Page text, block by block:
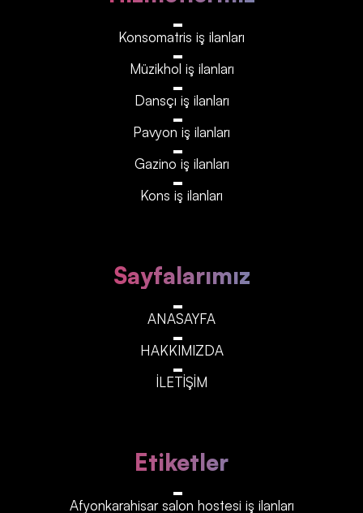
Konsomatris iş ilanları
Müzikhol iş ilanları
Dansçı iş ilanları
Pavyon iş ilanları
Gazino iş ilanları
Kons iş ilanları
Sayfalarımız
ANASAYFA
HAKKIMIZDA
İLETİŞİM
Etiketler
Afyonkarahisar‎‎‎‎ salon hostesi iş ilanları